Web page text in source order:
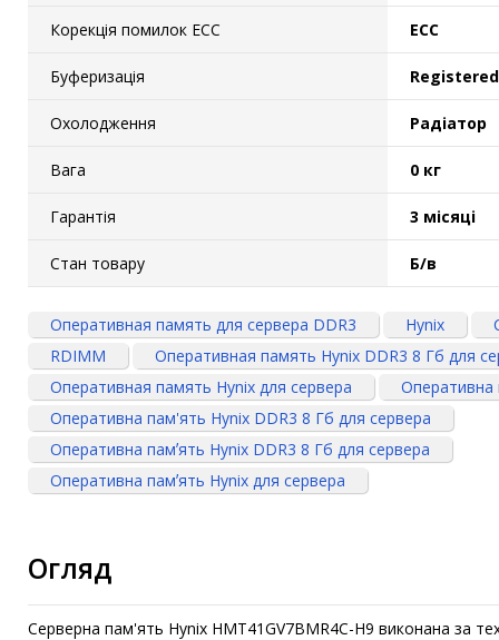
Корекція помилок ECC ECC
Буферизація Registered
Охолодження Радіатор
Вага 0 кг
Гарантія 3 місяці
Стан товару Б/в
Оперативная память для сервера DDR3 Hynix
RDIMM
Оперативная память Hynix DDR3 8 Гб для
Оперативная память Hynix для сервера
Оперативна
Оперативна пам'ять Hynix DDR3 8 Гб для сервера
Оперативна памʼять Hynix DDR3 8 Гб для сервера
Оперативна памʼять Hynix для сервера
Огляд
Серверна пам'ять Hynix HMT41GV7BMR4C-H9 виконана за